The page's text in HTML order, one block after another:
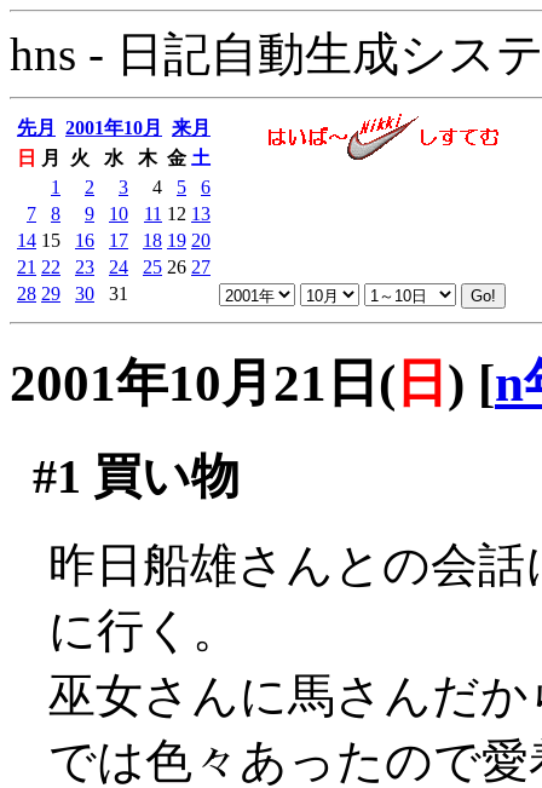
hns - 日記自動生成シス
先月 2001年10月
来月
日
月 火 水 木 金 土
1
2 3 4 5
6
7
8 9 10 11 12 13
14 15 16 17 18 19 20
21 22 23 24 25 26 27
28 29 30 31
2001年10月21日( 日 ) [n
#1 買い物
昨日船雄さんとの会
に行く。
巫女さんに馬さんだ
では色々あったので